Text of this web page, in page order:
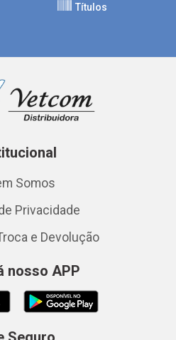
Títulos
Somos
Privacidade
e Devolução
nosso APP